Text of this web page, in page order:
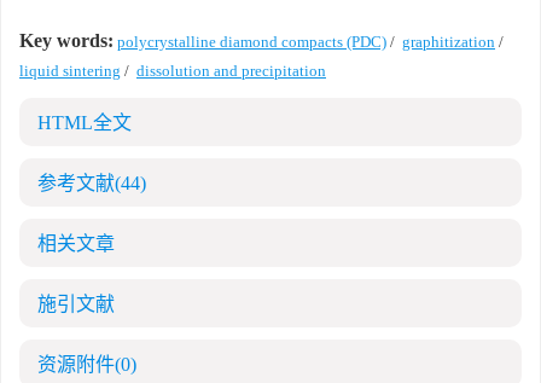
Key words: polycrystalline diamond compacts (PDC) / graphitization /
liquid sintering / dissolution and precipitation
HTML全文
参考文献(44)
相关文章
施引文献
资源附件(0)